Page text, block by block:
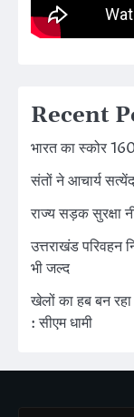
Recent
भारत का स्कोर
संतों ने आचार्य
राज्य सड़क सुरक्षा
उत्तराखंड परिवहन
भी जल्द
खेलों का हब बन रहा
: सीएम धामी